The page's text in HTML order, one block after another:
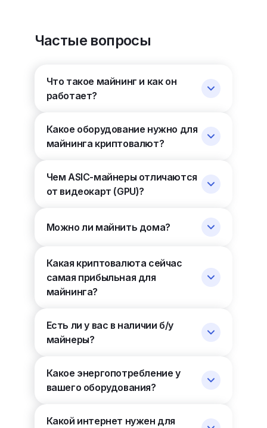
Частые вопросы
Что такое майнинг и как он
работает?
Какое оборудование нужно для
майнинга криптовалют?
Чем ASIC-майнеры отличаются
от видеокарт (GPU)?
Можно ли майнить дома?
Какая криптовалюта сейчас
самая прибыльная для
майнинга?
Есть ли у вас в наличии б/у
майнеры?
Какое энергопотребление у
вашего оборудования?
Какой интернет нужен для